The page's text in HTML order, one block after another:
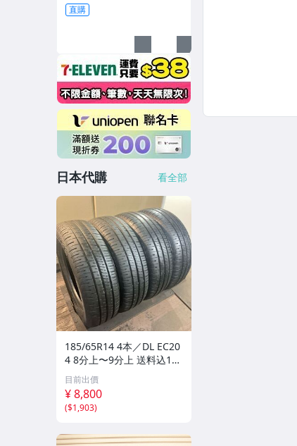
直購
日本代購 看全部
185/65R14 4本／DL EC20
4 8分上〜9分上 送料込150
00円〜 S3678-91
目前出價
¥ 8,800
($1,903)